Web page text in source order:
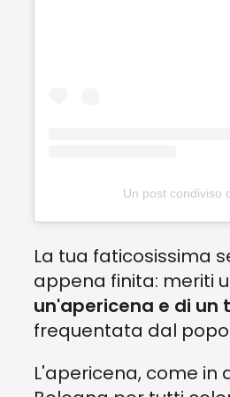
Un post condiviso
La tua faticosissima
appena finita: meriti
un'apericena e di un
frequentata dal
L'apericena, come in